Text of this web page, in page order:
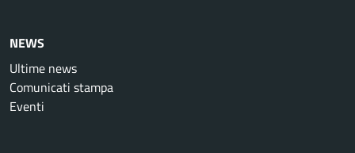
NEWS
Ultime news
Comunicati stampa
Eventi